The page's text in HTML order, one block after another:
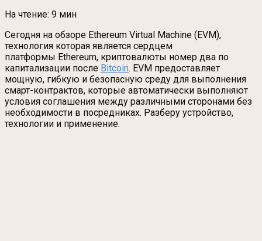
На чтение: 9 мин
Сегодня на обзоре Ethereum Virtual Machine (EVM),
технология которая является сердцем
платформы Ethereum, криптовалюты номер два по
капитализации после Bitcoin. EVM предоставляет
мощную, гибкую и безопасную среду для выполнения
смарт-контрактов, которые автоматически выполняют
условия соглашения между различными сторонами без
необходимости в посредниках. Разберу устройство,
технологии и применение.